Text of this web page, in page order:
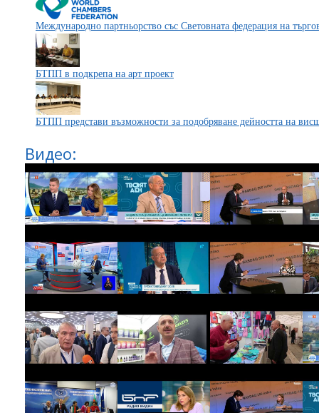
Международно партньорство със Световната федерация на
БТПП в подкрепа на арт проект
БТПП представи възможности за подобряване дейността на
Видео: